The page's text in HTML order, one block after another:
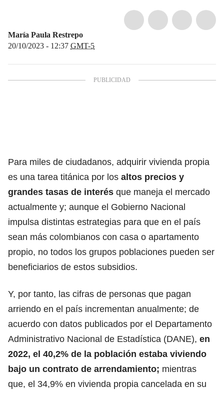
María Paula Restrepo
20/10/2023 - 12:37 GMT-5
Para miles de ciudadanos, adquirir vivienda propia
es una tarea titánica por los altos precios y
grandes tasas de interés que maneja el mercado
actualmente y; aunque el Gobierno Nacional
impulsa distintas estrategias para que en el país
sean más colombianos con casa o apartamento
propio, no todos los grupos poblaciones pueden ser
beneficiarios de estos subsidios.
Y, por tanto, las cifras de personas que pagan
arriendo en el país incrementan anualmente; de
acuerdo con datos publicados por el Departamento
Administrativo Nacional de Estadística (DANE), en
2022, el 40,2% de la población estaba viviendo
bajo un contrato de arrendamiento; mientras
que, el 34,9% en vivienda propia cancelada en su